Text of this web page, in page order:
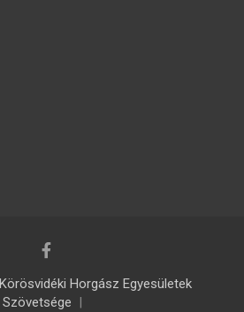
Körösvidéki Horgász Egyesületek
Szövetsége